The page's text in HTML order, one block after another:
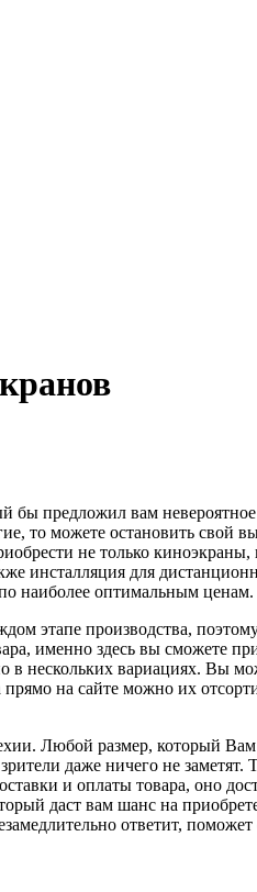
бы предложил вам
то можете остановить свой
не только
инсталляция для
наиболее оптимальным ценам.
этапе производства,
именно здесь вы сможете
в нескольких вариациях. Вы
на сайте можно их
Любой размер, который
даже ничего не
и оплаты товара, оно
даст вам шанс на
ответит,